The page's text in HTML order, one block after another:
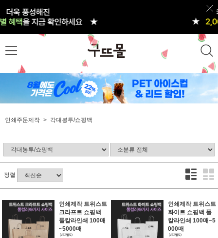
인쇄주문제작 각대봉투/쇼핑백
정렬
인쇄제작 트위스트
크라프트 쇼핑백
풀칼라인쇄 100매
~5000매
인쇄제작 트위스트
화이트 쇼핑백 풀
칼라인쇄 100매~5
000매